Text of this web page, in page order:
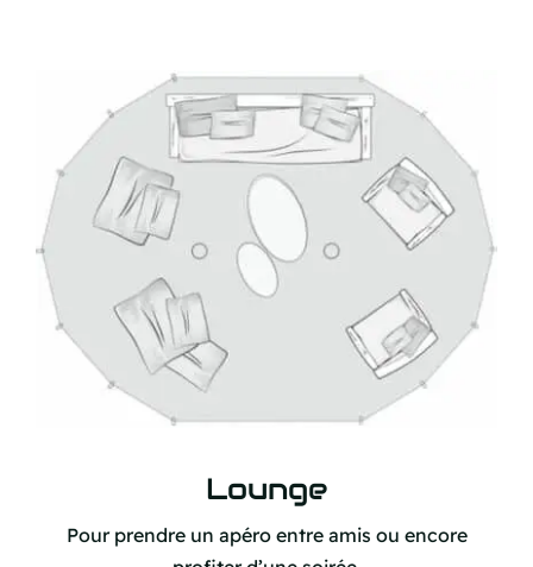
Lounge
Pour prendre un apéro entre amis ou encore